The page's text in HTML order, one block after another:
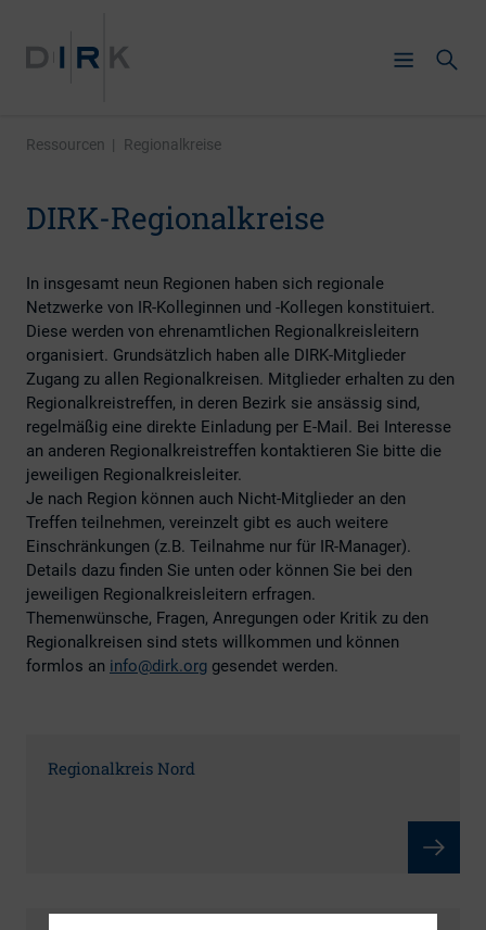
Ressourcen | Regionalkreise
DIRK-Regionalkreise
In insgesamt neun Regionen haben sich regionale
Netzwerke von IR-Kolleginnen und -Kollegen konstituiert.
Diese werden von ehrenamtlichen Regionalkreisleitern
organisiert. Grundsätzlich haben alle DIRK-Mitglieder
Zugang zu allen Regionalkreisen. Mitglieder erhalten zu den
Regionalkreistreffen, in deren Bezirk sie ansässig sind,
regelmäßig eine direkte Einladung per E-Mail. Bei Interesse
an anderen Regionalkreistreffen kontaktieren Sie bitte die
jeweiligen Regionalkreisleiter.
Je nach Region können auch Nicht-Mitglieder an den
Treffen teilnehmen, vereinzelt gibt es auch weitere
Einschränkungen (z.B. Teilnahme nur für IR-Manager).
Details dazu finden Sie unten oder können Sie bei den
jeweiligen Regionalkreisleitern erfragen.
Themenwünsche, Fragen, Anregungen oder Kritik zu den
Regionalkreisen sind stets willkommen und können
formlos an info@dirk.org gesendet werden.
Regionalkreis Nord